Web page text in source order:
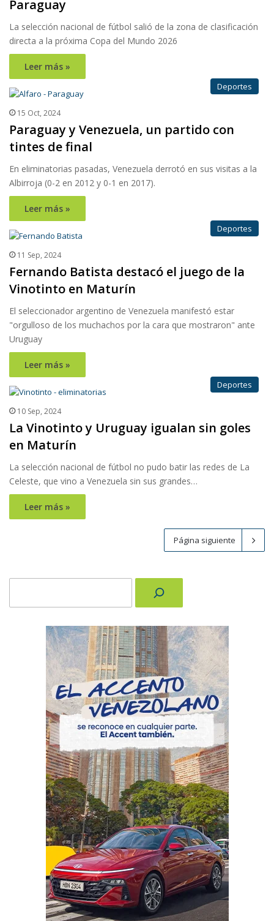
Paraguay
La selección nacional de fútbol salió de la zona de clasificación
directa a la próxima Copa del Mundo 2026
Leer más »
Deportes
15 Oct, 2024
Paraguay y Venezuela, un partido con
tintes de final
En eliminatorias pasadas, Venezuela derrotó en sus visitas a la
Albirroja (0-2 en 2012 y 0-1 en 2017).
Leer más »
Deportes
11 Sep, 2024
Fernando Batista destacó el juego de la
Vinotinto en Maturín
El seleccionador argentino de Venezuela manifestó estar
"orgulloso de los muchachos por la cara que mostraron" ante
Uruguay
Leer más »
Deportes
10 Sep, 2024
La Vinotinto y Uruguay igualan sin goles
en Maturín
La selección nacional de fútbol no pudo batir las redes de La
Celeste, que vino a Venezuela sin sus grandes…
Leer más »
Página siguiente